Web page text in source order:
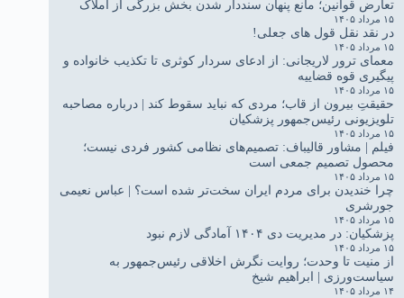
تعارض قوانین؛ مانع پنهان سنددار شدن بخش بزرگی از املاک
۱۵ مرداد ۱۴۰۵
در نقد نقل قول های جعلی!
۱۵ مرداد ۱۴۰۵
معمای ترور لاریجانی: از ادعای سردار کوثری تا تکذیب خانواده و
پیگیری قوه قضاییه
۱۵ مرداد ۱۴۰۵
حقیقتِ بیرون از قاب؛ مردی که نباید سقوط کند | درباره مصاحبه
تلویزیونی رئیس‌جمهور پزشکیان
۱۵ مرداد ۱۴۰۵
فیلم | مشاور قالیباف: تصمیم‌های نظامی کشور فردی نیست؛
محصول تصمیم جمعی است
۱۵ مرداد ۱۴۰۵
چرا خندیدن برای مردم ایران سخت‌تر شده است؟ | عباس نعیمی
جورشری
۱۵ مرداد ۱۴۰۵
پزشکیان: در مدیریت دی ۱۴۰۴ آمادگی لازم نبود
۱۵ مرداد ۱۴۰۵
از منیت تا وحدت؛ روایت نگرش اخلاقی رئیس‌جمهور به
سیاست‌ورزی | ابراهیم شیخ
۱۴ مرداد ۱۴۰۵